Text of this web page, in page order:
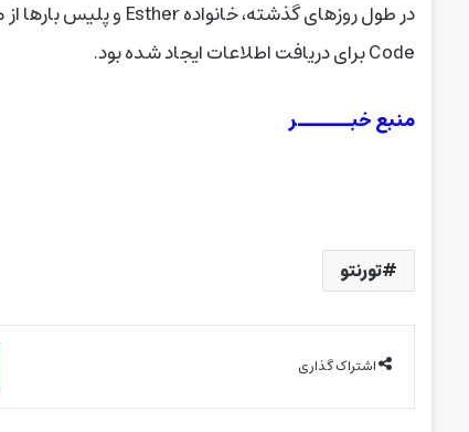
Code برای دریافت اطلاعات ایجاد شده بود.
منبع خبــــــر
تورنتو
اشتراک گذاری